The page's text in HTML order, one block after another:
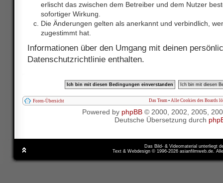
erlischt das zwischen dem Betreiber und dem Nutzer
sofortiger Wirkung.
Die Änderungen gelten als anerkannt und verbindlich,
zugestimmt hat.
Informationen über den Umgang mit deinen
Datenschutzrichtlinie enthalten.
Foren-Übersicht Das Team • Alle Cookies des Boards
Powered by phpBB© 2000, 2002, 2005,
Deutsche Übersetzung durch
Das Bild- & Videomaterial unterliegt
Text & Webdesign © 1996-2026 asianfilmweb.de.